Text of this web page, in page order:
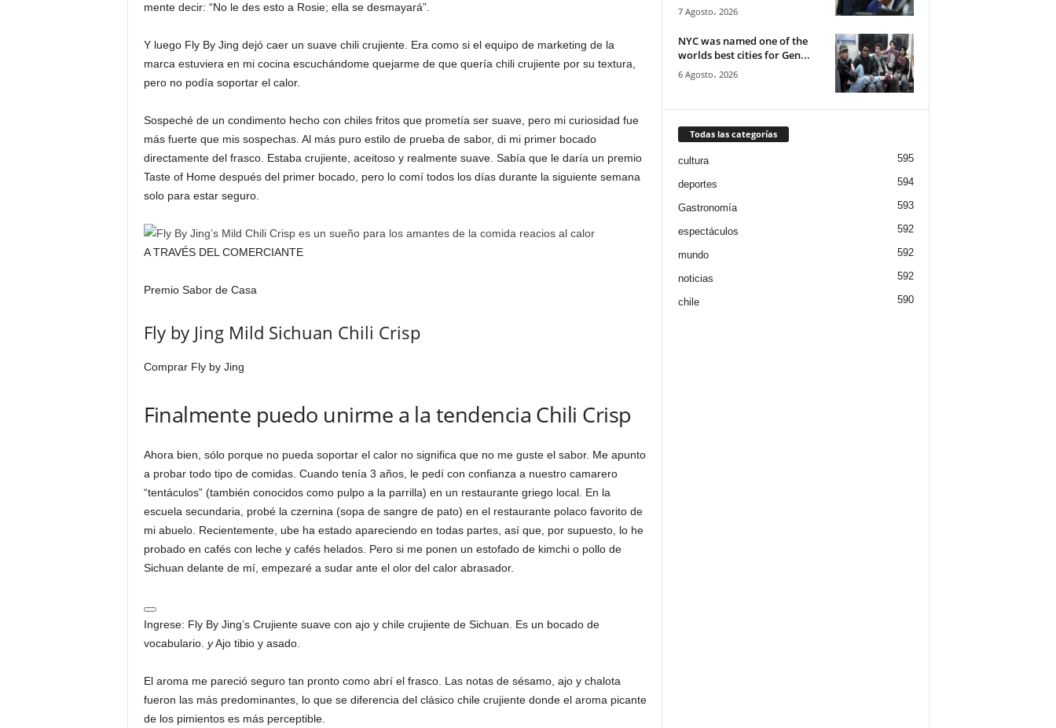
mente decir: “No le des esto a Rosie; ella se desmayará”.
Y luego Fly By Jing dejó caer un suave chili crujiente. Era como si el equipo de marketing de la
marca estuviera en mi cocina escuchándome quejarme de que quería chili crujiente por su textura,
pero no podía soportar el calor.
Sospeché de un condimento hecho con chiles fritos que prometía ser suave, pero mi curiosidad fue
más fuerte que mis sospechas. Al más puro estilo de prueba de sabor, di mi primer bocado
directamente del frasco. Estaba crujiente, aceitoso y realmente suave. Sabía que le daría un premio
Taste of Home después del primer bocado, pero lo comí todos los días durante la siguiente semana
solo para estar seguro.
A TRAVÉS DEL COMERCIANTE
Premio Sabor de Casa
Fly by Jing Mild Sichuan Chili Crisp
Comprar Fly by Jing
Finalmente puedo unirme a la tendencia Chili Crisp
Ahora bien, sólo porque no pueda soportar el calor no significa que no me guste el sabor. Me apunto
a probar todo tipo de comidas. Cuando tenía 3 años, le pedí con confianza a nuestro camarero
“tentáculos” (también conocidos como pulpo a la parrilla) en un restaurante griego local. En la
escuela secundaria, probé la czernina (sopa de sangre de pato) en el restaurante polaco favorito de
mi abuelo. Recientemente, ube ha estado apareciendo en todas partes, así que, por supuesto, lo he
probado en cafés con leche y cafés helados. Pero si me ponen un estofado de kimchi o pollo de
Sichuan delante de mí, empezaré a sudar ante el olor del calor abrasador.
Ingrese: Fly By Jing’s Crujiente suave con ajo y chile crujiente de Sichuan. Es un bocado de
vocabulario. yAjo tibio y asado.
El aroma me pareció seguro tan pronto como abrí el frasco. Las notas de sésamo, ajo y chalota
fueron las más predominantes, lo que se diferencia del clásico chile crujiente donde el aroma picante
de los pimientos es más perceptible.
7 Agosto، 2026
NYC was named one of the
worlds best cities for Gen...
6 Agosto، 2026
Todas las categorías
cultura 595
deportes 594
Gastronomía 593
espectáculos 592
mundo 592
noticias 592
chile 590